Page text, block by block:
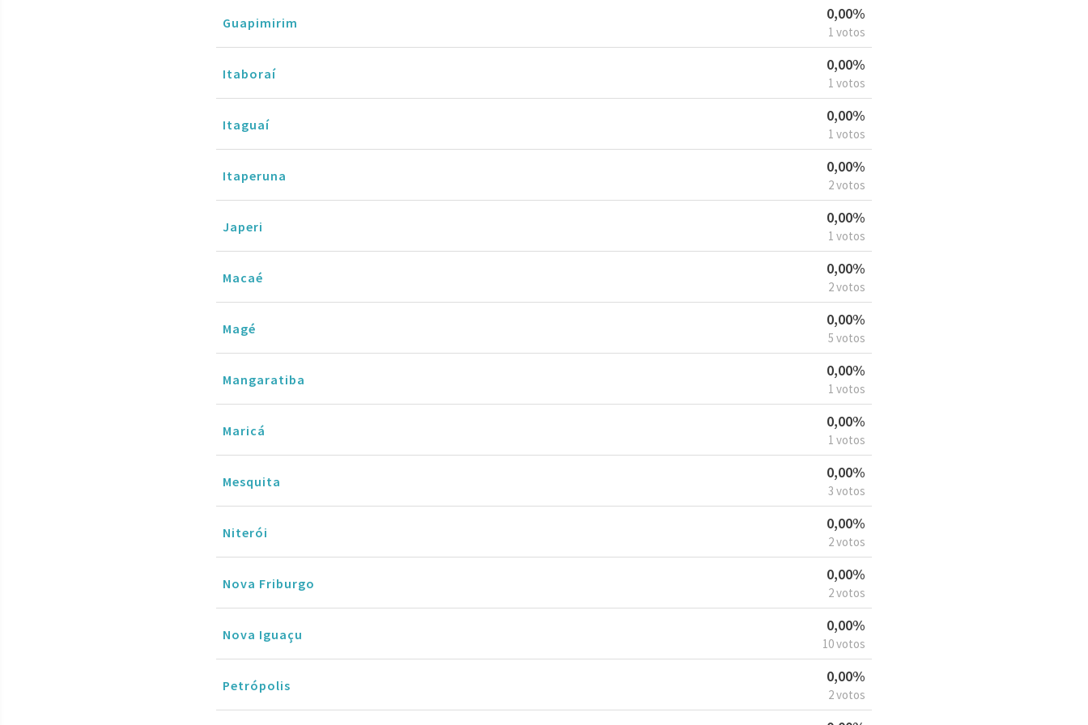
Guapimirim
0,00%
1 votos
Itaboraí
0,00%
1 votos
Itaguaí
0,00%
1 votos
Itaperuna
0,00%
2 votos
Japeri
0,00%
1 votos
Macaé
0,00%
2 votos
Magé
0,00%
5 votos
Mangaratiba
0,00%
1 votos
Maricá
0,00%
1 votos
Mesquita
0,00%
3 votos
Niterói
0,00%
2 votos
Nova Friburgo
0,00%
2 votos
Nova Iguaçu
0,00%
10 votos
Petrópolis
0,00%
2 votos